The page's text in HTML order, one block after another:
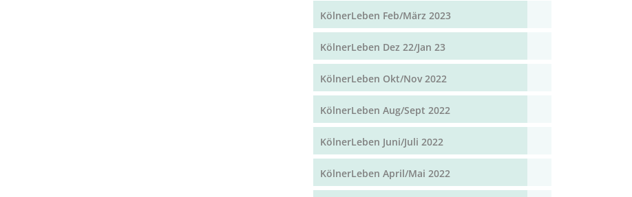
KölnerLeben Feb/März 2023
KölnerLeben Dez 22/Jan 23
KölnerLeben Okt/Nov 2022
KölnerLeben Aug/Sept 2022
KölnerLeben Juni/Juli 2022
KölnerLeben April/Mai 2022